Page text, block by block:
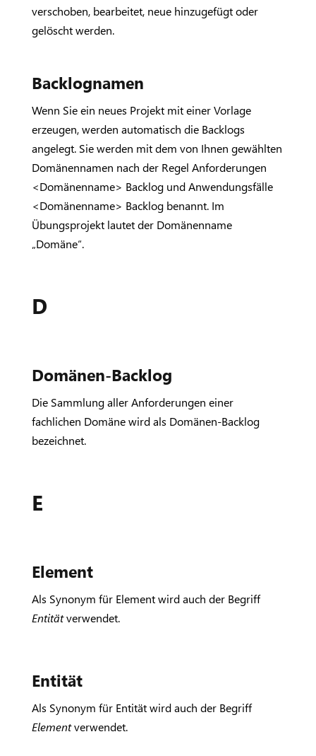
verschoben, bearbeitet, neue hinzugefügt oder
gelöscht werden.
Backlognamen
Wenn Sie ein neues Projekt mit einer Vorlage
erzeugen, werden automatisch die Backlogs
angelegt. Sie werden mit dem von Ihnen gewählten
Domänennamen nach der Regel Anforderungen
<Domänenname> Backlog und Anwendungsfälle
<Domänenname> Backlog benannt. Im
Übungsprojekt lautet der Domänenname
„Domäne“.
D
Domänen-Backlog
Die Sammlung aller Anforderungen einer
fachlichen Domäne wird als Domänen-Backlog
bezeichnet.
E
Element
Als Synonym für Element wird auch der Begriff
Entitätverwendet.
Entität
Als Synonym für Entität wird auch der Begriff
Elementverwendet.